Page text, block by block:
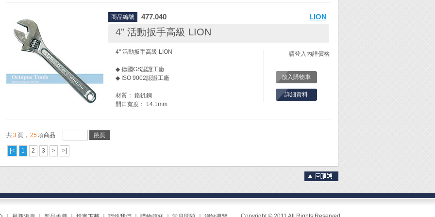
帶寬： 19mm
最大夾持直徑： 150mm
LION
商品編號 477.040
4" 活動扳手高級 LION
4" 活動扳手高級 LION
◆ 德國GS認證工廠
◆ ISO 9002認證工廠
材質： 鉻釩鋼
開口寬度： 14.1mm
請登入內詳價格
放入購物車
詳細資料
共3頁， 25項商品 跳頁
|< 1 2 3 > >|